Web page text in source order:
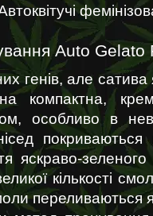
Auto Gelato
генів, але
компактна,
особливо в
яскраво-
кількості
переливаються